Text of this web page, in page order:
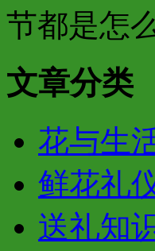
节都是怎
文章分类
花与生
鲜花礼
送礼知